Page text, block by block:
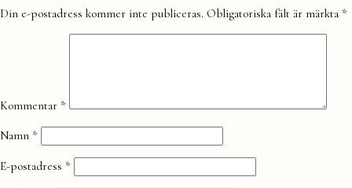
Lämna
Din e-postadress kommer inte publiceras. Obligatoriska fält är märkta *
Kommentar *
Namn *
E-postadress *